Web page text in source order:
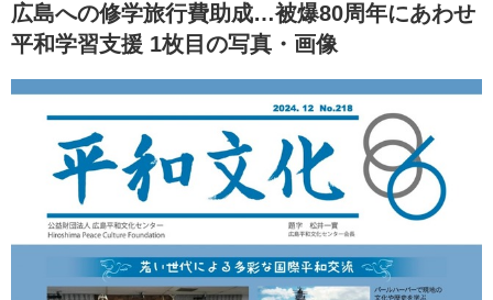
広島への修学旅行費助成…被爆80周年にあわせ
平和学習支援 1枚目の写真・画像